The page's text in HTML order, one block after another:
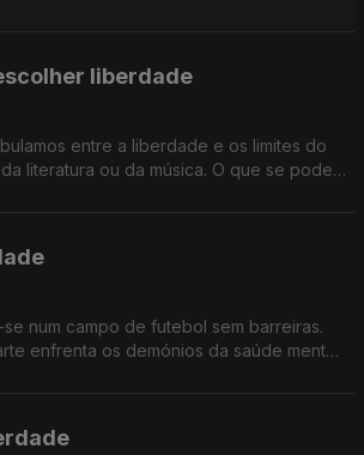
liberdade
entre a liberdade e os limites do
literatura ou da música. O que se pode
num campo de futebol sem barreiras.
enfrenta os demónios da saúde mental.